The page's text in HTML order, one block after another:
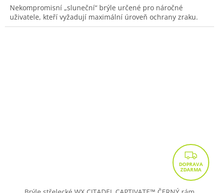
Nekompromisní „sluneční“ brýle určené pro náročné
uživatele, kteří vyžadují maximální úroveň ochrany zraku.
Z
D
A